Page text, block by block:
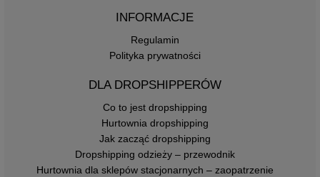
INFORMACJE
Regulamin
Polityka prywatności
DLA DROPSHIPPERÓW
Co to jest dropshipping
Hurtownia dropshipping
Jak zacząć dropshipping
Dropshipping odzieży – przewodnik
Hurtownia dla sklepów stacjonarnych – zaopatrzenie